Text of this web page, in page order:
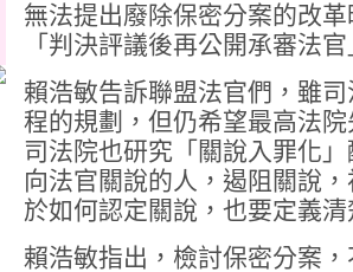
無法提出廢除保密分案的改
「判決評議後再公開承審法
賴浩敏告訴聯盟法官們，雖
程的規劃，但仍希望最高法
司法院也研究「關說入罪化
向法官關說的人，遏阻關說
於如何認定關說，也要定義清
賴浩敏指出，檢討保密分案